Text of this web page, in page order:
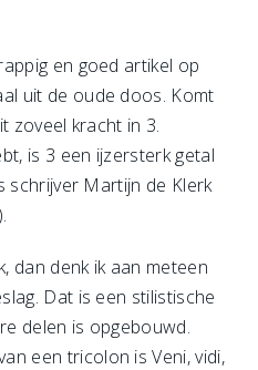
en goed artikel op
uit de oude doos. Komt
zoveel kracht in 3.
is 3 een ijzersterk getal
schrijver Martijn de Klerk
dan denk ik aan meteen
Dat is een stilistische
delen is opgebouwd.
een tricolon is Veni, vidi,